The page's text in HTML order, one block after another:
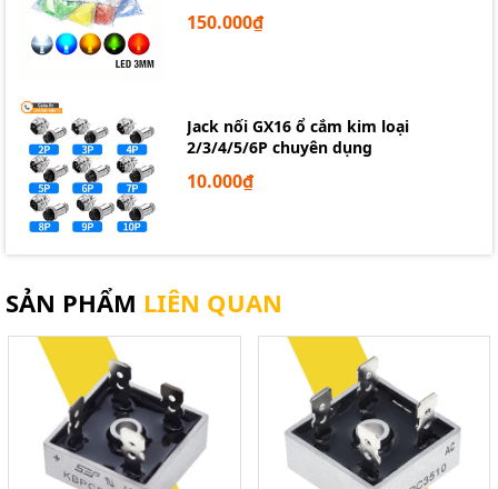
150.000₫
Jack nối GX16 ổ cắm kim loại
2/3/4/5/6P chuyên dụng
10.000₫
SẢN PHẨM LIÊN QUAN